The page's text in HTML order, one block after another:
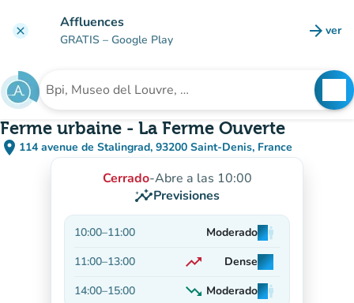
clear Affluences
GRATIS – Google Play arrow_forward ver
Buscar un establecimiento
Ferme urbaine - La Ferme Ouverte
place 114 avenue de Stalingrad, 93200 Saint-Denis, France
(abrir en Google Maps)
(nueva pestaña)
Cerrado-Abre a las 10:00
insightsPrevisiones
10:00–11:00 Moderadoman
man
man
11:00–13:00 trending_up Denseman
man
man
14:00–15:00 trending_down Moderadoman
man
man